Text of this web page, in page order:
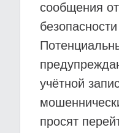
сообщения
учётной
просят